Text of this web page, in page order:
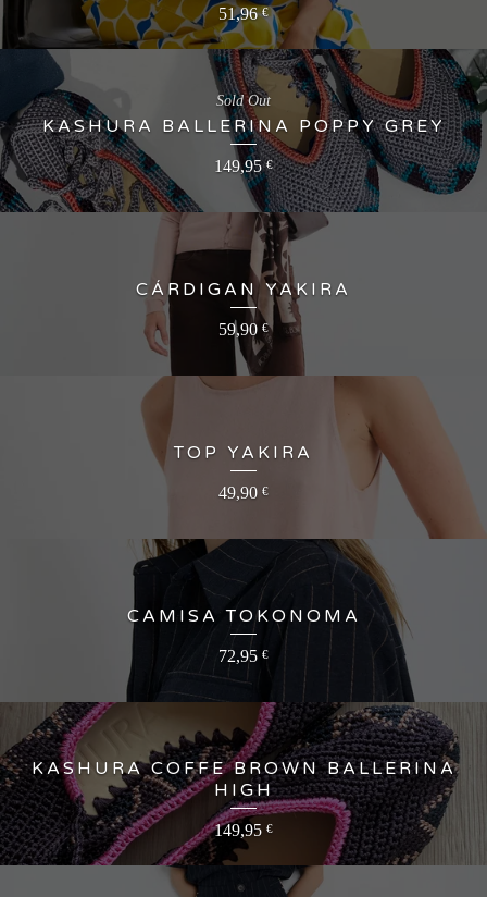
51,96€
KASHURA BALLERINA POPPY GREY
149,95€
Sold Out
CÁRDIGAN YAKIRA
59,90 €
TOP YAKIRA
49,90 €
CAMISA TOKONOMA
72,95 €
KASHURA COFFE BROWN BALLERINA
HIGH
149,95 €